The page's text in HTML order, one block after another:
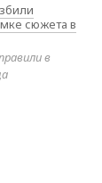
сюжета в
в